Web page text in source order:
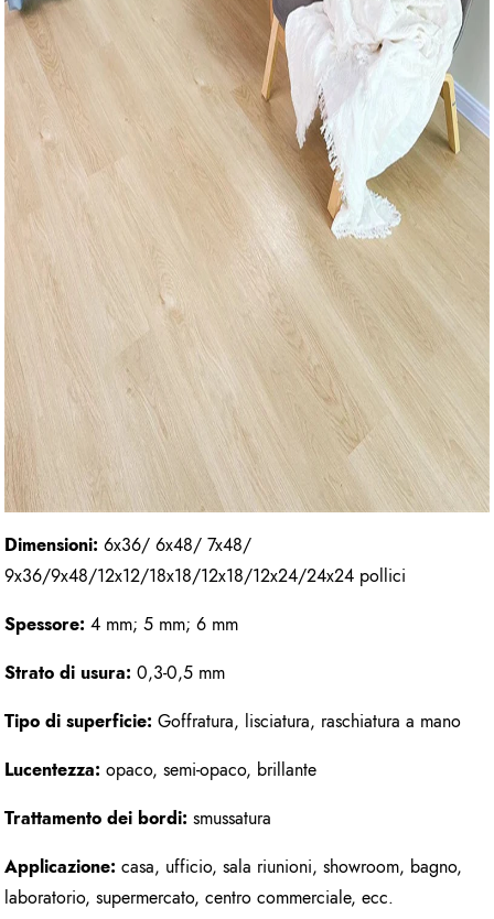
Dimensioni: 6x36/ 6x48/ 7x48/
9x36/9x48/12x12/18x18/12x18/12x24/24x24 pollici
Spessore: 4 mm; 5 mm; 6 mm
Strato di usura: 0,3-0,5 mm
Tipo di superficie: Goffratura, lisciatura, raschiatura a mano
Lucentezza:opaco, semi-opaco, brillante
Trattamento dei bordi: smussatura
Applicazione:casa, ufficio, sala riunioni, showroom, bagno,
laboratorio, supermercato, centro commerciale, ecc.